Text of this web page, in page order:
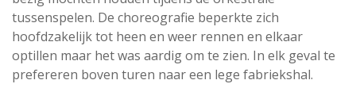
tussenspelen. De choreografie beperkte zich
hoofdzakelijk tot heen en weer rennen en elkaar
optillen maar het was aardig om te zien. In elk geval te
prefereren boven turen naar een lege fabriekshal.